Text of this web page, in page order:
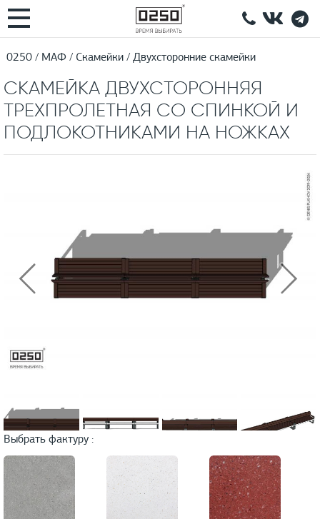
0250 МАФ Скамейки Двухсторонние скамейки
СКАМЕЙКА ДВУХСТОРОННЯЯ
ТРЕХПРОЛЕТНАЯ СО СПИНКОЙ И
ПОДЛОКОТНИКАМИ НА НОЖКАХ
Выбрать фактуру :